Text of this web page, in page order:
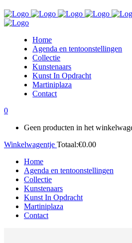
Home
Agenda en tentoonstellingen
Collectie
Kunstenaars
Kunst In Opdracht
Martiniplaza
Contact
0
Geen producten in het
Winkelwagentje Totaal:€0.00
Home
Agenda en tentoonstellingen
Collectie
Kunstenaars
Kunst In Opdracht
Martiniplaza
Contact